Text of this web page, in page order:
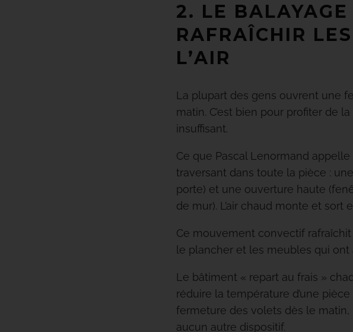
2. LE BALAYAGE
RAFRAÎCHIR
L’AIR
La plupart des gens ouvrent une
matin. C’est bien pour profiter de
insuffisant.
Ce que Pascal Lenormand appelle
traversant dans toute la pièce :
porte) et une ouverture haute
de mur). L’air chaud monte et sort
Ce mouvement convectif
le plancher et les meubles qui
Le bâtiment « repart au frais »
réduire la température d’une
fermeture des volets dès le matin,
aucun autre dispositif.